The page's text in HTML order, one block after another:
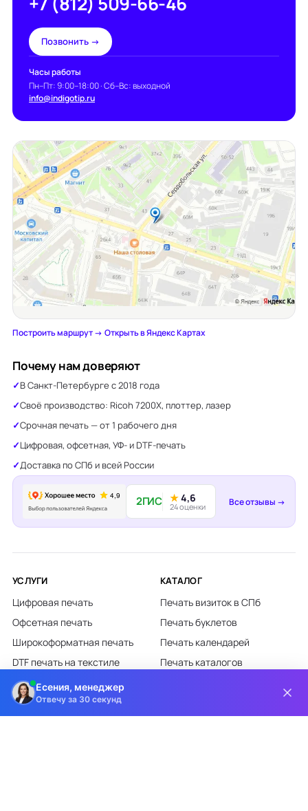
Позвонить →
Часы работы
Пн–Пт: 9:00–18:00 · Сб–Вс: выходной
info@indigotip.ru
Построить маршрут →·Открыть в Яндекс Картах
Почему нам доверяют
В Санкт-Петербурге с 2018 года
Своё производство: Ricoh 7200X, плоттер, лазер
Срочная печать — от 1 рабочего дня
Цифровая, офсетная, УФ- и DTF-печать
Доставка по СПб и всей России
2ГИС ★4,6
24 оценки Все отзывы →
УСЛУГИ
Цифровая печать
Офсетная печать
Широкоформатная печать
DTF печать на текстиле
Лазерная гравировка
КАТАЛОГ
Печать визиток в СПб
Печать буклетов
Печать календарей
Печать каталогов
Есения, менеджер
Отвечу за 30 секунд